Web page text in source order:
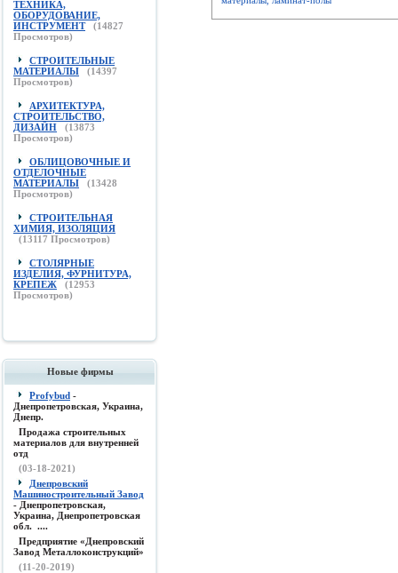
ТЕХНИКА,
ОБОРУДОВАНИЕ,
ИНСТРУМЕНТ
(14827
Просмотров)
СТРОИТЕЛЬНЫЕ
МАТЕРИАЛЫ
(14397
Просмотров)
АРХИТЕКТУРА,
СТРОИТЕЛЬСТВО,
ДИЗАЙН
(13873
Просмотров)
ОБЛИЦОВОЧНЫЕ И
ОТДЕЛОЧНЫЕ
МАТЕРИАЛЫ
(13428
Просмотров)
СТРОИТЕЛЬНАЯ
ХИМИЯ, ИЗОЛЯЦИЯ
(13117 Просмотров)
СТОЛЯРНЫЕ
ИЗДЕЛИЯ, ФУРНИТУРА,
КРЕПЕЖ
(12953
Просмотров)
Новые фирмы
Profybud -
Днепропетровская, Украина,
Днепр.
Продажа строительных
материалов для внутренней
отд
(03-18-2021)
Днепровский
Машиностроительный Завод
- Днепропетровская,
Украина, Днепропетровская
обл. ....
Предприятие «Днепровский
Завод Металлоконструкций»
(11-20-2019)